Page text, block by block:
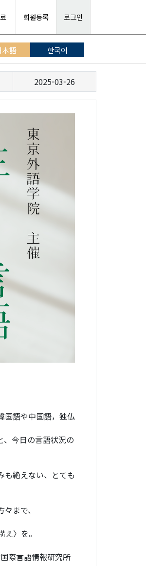
회원등록 로그인
本語 한국어
2025-03-26
国語や中国語，独仏
、今日の言語状況の
も絶えない、とても
まで、
〉を。
際言語情報研究所